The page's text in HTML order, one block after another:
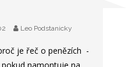
Leo Podstanicky
je řeč o penězích -